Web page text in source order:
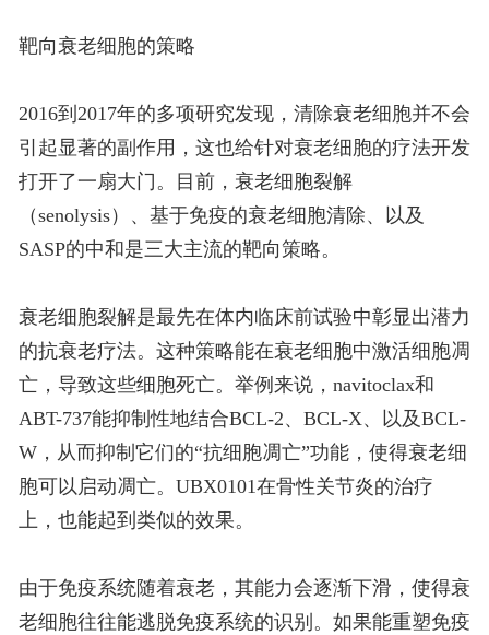
靶向衰老细胞的策略
2016到2017年的多项研究发现，清除衰老细胞并不会
引起显著的副作用，这也给针对衰老细胞的疗法开发
打开了一扇大门。目前，衰老细胞裂解
（senolysis）、基于免疫的衰老细胞清除、以及
SASP的中和是三大主流的靶向策略。
衰老细胞裂解是最先在体内临床前试验中彰显出潜力
的抗衰老疗法。这种策略能在衰老细胞中激活细胞凋
亡，导致这些细胞死亡。举例来说，navitoclax和
ABT-737能抑制性地结合BCL-2、BCL-X、以及BCL-
W，从而抑制它们的“抗细胞凋亡”功能，使得衰老细
胞可以启动凋亡。UBX0101在骨性关节炎的治疗
上，也能起到类似的效果。
由于免疫系统随着衰老，其能力会逐渐下滑，使得衰
老细胞往往能逃脱免疫系统的识别。如果能重塑免疫